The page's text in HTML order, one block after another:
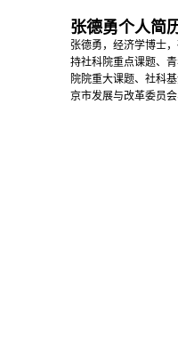
张德勇个人简
张德勇，经济学博士
持社科院重点课题、
院院重大课题、社科
京市发展与改革委员